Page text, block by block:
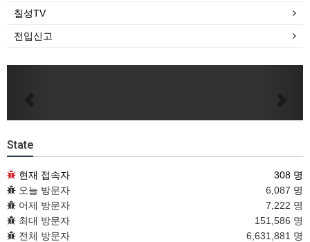
칠성TV
전입신고
State
현재 접속자
308 명
오늘 방문자
6,087 명
어제 방문자
7,222 명
최대 방문자
151,586 명
전체 방문자
6,631,881 명